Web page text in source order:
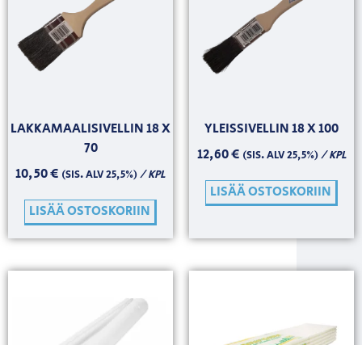
LAKKAMAALISIVELLIN 18 X
70
10,50€ (SIS. ALV 25,5%)/ KPL
LISÄÄ OSTOSKORIIN
YLEISSIVELLIN 18 X 100
12,60€ (SIS. ALV 25,5%)/ KPL
LISÄÄ OSTOSKORIIN